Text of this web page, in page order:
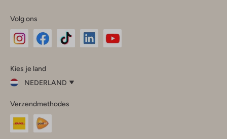
Volg ons
InstagramFacebook
Kies je land
NEDERLAND
je
land
Nederland
Verzendmethodes